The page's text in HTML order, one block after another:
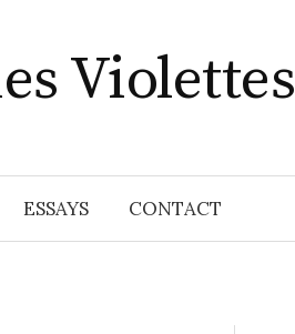
Violettes
ESSAYS CONTACT